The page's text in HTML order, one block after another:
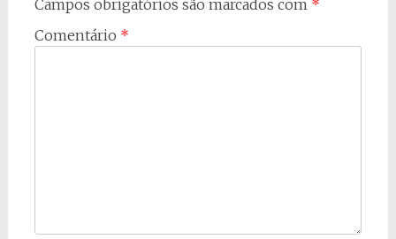
Campos obrigatórios são marcados com *
Comentário *